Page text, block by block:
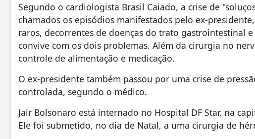
Segundo o cardiologista Brasil Caiado, a crise de
chamados os episódios manifestados pelo ex-
raros, decorrentes de doenças do trato gastrointestinal
convive com os dois problemas. Além da cirurgia no
controle de alimentação e medicação.
O ex-presidente também passou por uma crise de
controlada, segundo o médico.
Jair Bolsonaro está internado no Hospital DF Star, na
Ele foi submetido, no dia de Natal, a uma cirurgia de